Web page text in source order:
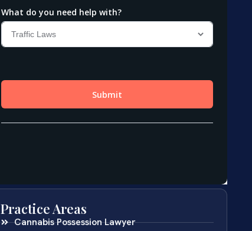
Practice Areas
Cannabis Possession Lawyer